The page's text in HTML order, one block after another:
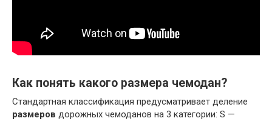
Как понять какого размера чемодан?
Стандартная классификация предусматривает деление
размеров дорожных чемоданов на 3 категории: S —